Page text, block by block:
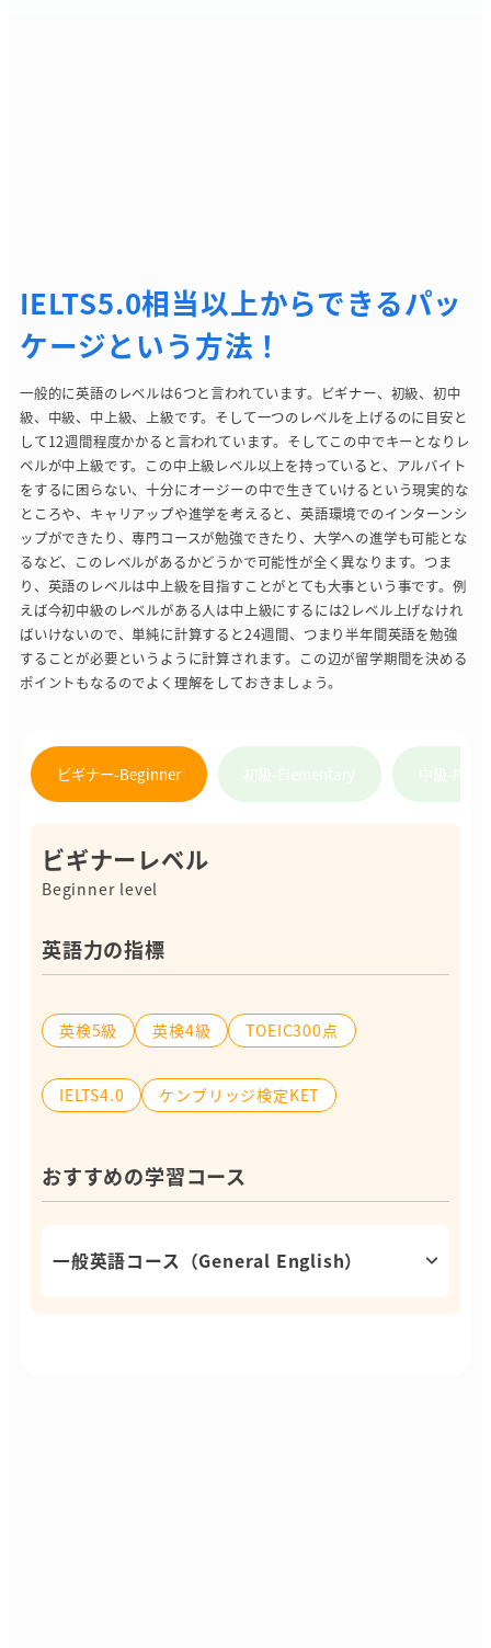
IELTS5.0相当以上からできるパッ
ケージという方法 ！
一般的に英語のレベルは6つと言われています。ビギナー、初級、初中
級、中級、中上級、上級です。そして一つのレベルを上げるのに目安と
して12週間程度かかると言われています。そしてこの中でキーとなりレ
ベルが中上級です。この中上級レベル以上を持っていると、アルバイト
をするに困らない、十分にオージーの中で生きていけるという現実的な
ところや、キャリアップや進学を考えると、英語環境でのインターンシ
ップができたり、専門コースが勉強できたり、大学への進学も可能とな
るなど、このレベルがあるかどうかで可能性が全く異なります。つま
り、英語のレベルは中上級を目指すことがとても大事という事です。例
えば今初中級のレベルがある人は中上級にするには2レベル上げなけれ
ばいけないので、単純に計算すると24週間、つまり半年間英語を勉強
することが必要というように計算されます。この辺が留学期間を決める
ポイントもなるのでよく理解をしておきましょう。
ビギナー-Beginner
ビギナーレベル
Beginner level
英語力の指標
英検5級 英検4級 TOEIC300点
IELTS4.0 ケンブリッジ検定KET
おすすめの学習コース
一般英語コース（General English）